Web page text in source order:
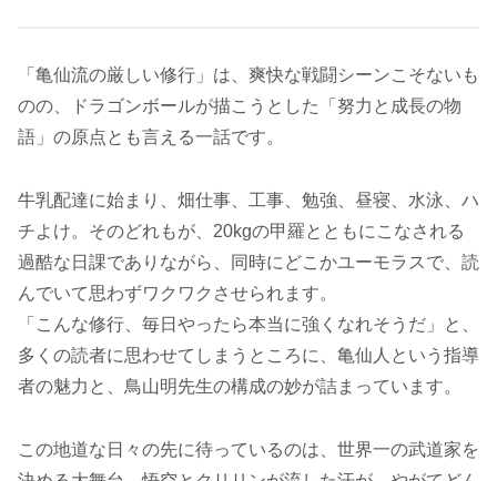
「亀仙流の厳しい修行」は、爽快な戦闘シーンこそないも
のの、ドラゴンボールが描こうとした「努力と成長の物
語」の原点とも言える一話です。
牛乳配達に始まり、畑仕事、工事、勉強、昼寝、水泳、ハ
チよけ。そのどれもが、20kgの甲羅とともにこなされる
過酷な日課でありながら、同時にどこかユーモラスで、読
んでいて思わずワクワクさせられます。
「こんな修行、毎日やったら本当に強くなれそうだ」と、
多くの読者に思わせてしまうところに、亀仙人という指導
者の魅力と、鳥山明先生の構成の妙が詰まっています。
この地道な日々の先に待っているのは、世界一の武道家を